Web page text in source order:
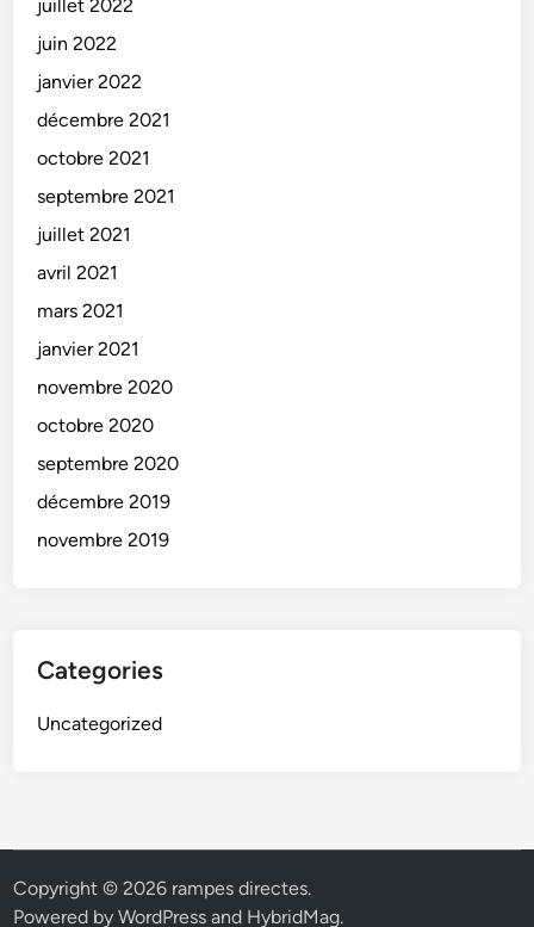
juillet 2022
juin 2022
janvier 2022
décembre 2021
octobre 2021
septembre 2021
juillet 2021
avril 2021
mars 2021
janvier 2021
novembre 2020
octobre 2020
septembre 2020
décembre 2019
novembre 2019
Categories
Uncategorized
Copyright © 2026 rampes directes.
Powered byWordPress and HybridMag.